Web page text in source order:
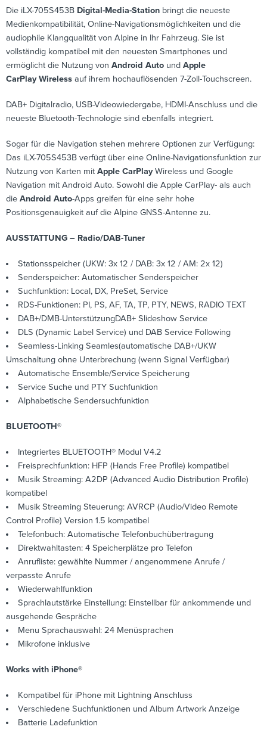
Die iLX-705S453B Digital-Media-Station bringt die neueste
Medienkompatibilität, Online-Navigationsmöglichkeiten und die
audiophile Klangqualität von Alpine in Ihr Fahrzeug. Sie ist
vollständig kompatibel mit den neuesten Smartphones und
ermöglicht die Nutzung von Android Auto und Apple
CarPlay Wireless auf ihrem hochauflösenden 7-Zoll-Touchscreen.
DAB+ Digitalradio, USB-Videowiedergabe, HDMI-Anschluss und die
neueste Bluetooth-Technologie sind ebenfalls integriert.
Sogar für die Navigation stehen mehrere Optionen zur Verfügung:
Das iLX-705S453B verfügt über eine Online-Navigationsfunktion zur
Nutzung von Karten mit Apple CarPlayWireless und Google
Navigation mit Android Auto. Sowohl die Apple CarPlay- als auch
die Android Auto-Apps greifen für eine sehr hohe
Positionsgenauigkeit auf die Alpine GNSS-Antenne zu.
AUSSTATTUNG – Radio/DAB-Tuner
Stationsspeicher (UKW: 3x 12 / DAB: 3x 12 / AM: 2x 12)
Senderspeicher: Automatischer Senderspeicher
Suchfunktion: Local, DX, PreSet, Service
RDS-Funktionen: PI, PS, AF, TA, TP, PTY, NEWS, RADIO TEXT
DAB+/DMB-UnterstützungDAB+ Slideshow Service
DLS (Dynamic Label Service) und DAB Service Following
Seamless-Linking Seamles(automatische DAB+/UKW
Umschaltung ohne Unterbrechung (wenn Signal Verfügbar)
Automatische Ensemble/Service Speicherung
Service Suche und PTY Suchfunktion
Alphabetische Sendersuchfunktion
BLUETOOTH®
Integriertes BLUETOOTH® Modul V4.2
Freisprechfunktion: HFP (Hands Free Profile) kompatibel
Musik Streaming: A2DP (Advanced Audio Distribution Profile)
kompatibel
Musik Streaming Steuerung: AVRCP (Audio/Video Remote
Control Profile) Version 1.5 kompatibel
Telefonbuch: Automatische Telefonbuchübertragung
Direktwahltasten: 4 Speicherplätze pro Telefon
Anrufliste: gewählte Nummer / angenommene Anrufe /
verpasste Anrufe
Wiederwahlfunktion
Sprachlautstärke Einstellung: Einstellbar für ankommende und
ausgehende Gespräche
Menu Sprachauswahl: 24 Menüsprachen
Mikrofone inklusive
Works with iPhone®
Kompatibel für iPhone mit Lightning Anschluss
Verschiedene Suchfunktionen und Album Artwork Anzeige
Batterie Ladefunktion